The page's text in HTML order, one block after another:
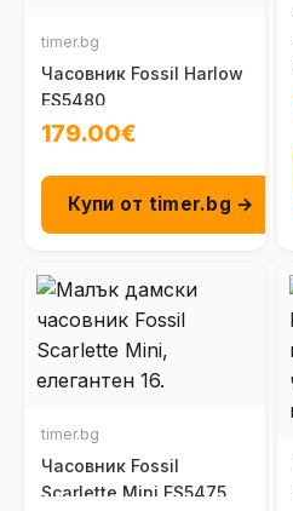
timer.bg
Часовник Fossil Harlow
ES5480
179.00€
Купи от timer.bg →
timer.bg
Часовник Fossil
Scarlette Mini ES5475